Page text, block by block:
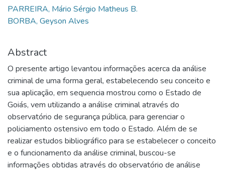
PARREIRA, Mário Sérgio Matheus B.
BORBA, Geyson Alves
Abstract
O presente artigo levantou informações acerca da análise
criminal de uma forma geral, estabelecendo seu conceito e
sua aplicação, em sequencia mostrou como o Estado de
Goiás, vem utilizando a análise criminal através do
observatório de segurança pública, para gerenciar o
policiamento ostensivo em todo o Estado. Além de se
realizar estudos bibliográfico para se estabelecer o conceito
e o funcionamento da análise criminal, buscou-se
informações obtidas através do observatório de análise